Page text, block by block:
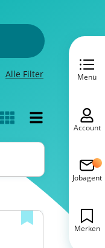
Alle Filter Menü
Account
Jobagent
Merken